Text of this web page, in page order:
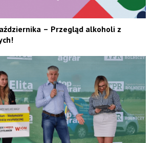
– Przegląd alkoholi z